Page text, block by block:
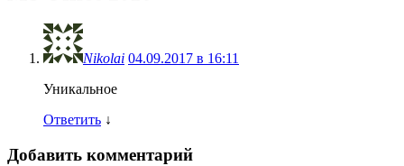
Nikolai 04.09.2017 в 16:11
Уникальнoe
Ответить ↓
Добавить комментарий